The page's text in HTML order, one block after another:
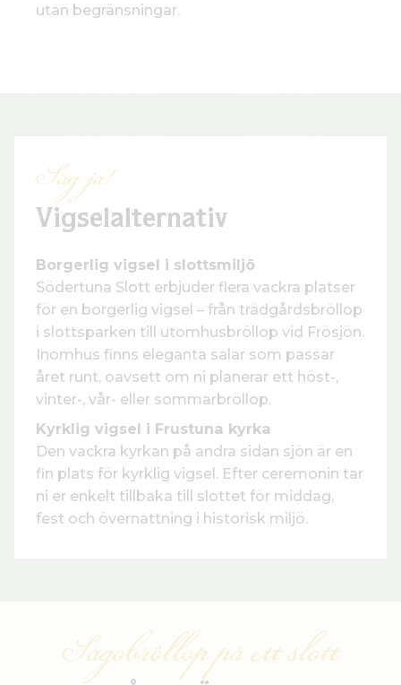
utan begränsningar.
Säg ja!
Vigselalternativ
Borgerlig vigsel i slottsmiljö
Södertuna Slott erbjuder flera vackra platser
för en borgerlig vigsel – från trädgårdsbröllop
i slottsparken till utomhusbröllop vid Frösjön.
Inomhus finns eleganta salar som passar
året runt, oavsett om ni planerar ett höst-,
vinter-, vår- eller sommarbröllop.
Kyrklig vigsel i Frustuna kyrka
Den vackra kyrkan på andra sidan sjön är en
fin plats för kyrklig vigsel. Efter ceremonin tar
ni er enkelt tillbaka till slottet för middag,
fest och övernattning i historisk miljö.
Sagobröllop på ett slott